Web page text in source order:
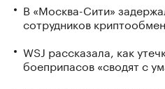
В «Москва-Сити»
сотрудников
WSJ рассказала, как
боеприпасов «сводят с